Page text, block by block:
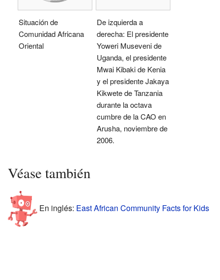
Situación de
Comunidad Africana
Oriental
De izquierda a
derecha: El presidente
Yoweri Museveni de
Uganda, el presidente
Mwai Kibaki de Kenia
y el presidente Jakaya
Kikwete de Tanzania
durante la octava
cumbre de la CAO en
Arusha, noviembre de
2006.
Véase también
En inglés: East African Community Facts for Kids